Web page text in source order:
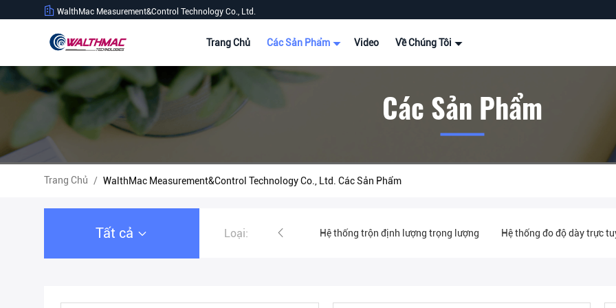
WalthMac Measurement&Control Technology Co., Ltd.
Trang Chủ Các Sản Phẩm Video Về Chúng Tôi
Các Sản Phẩm
Trang Chủ / WalthMac Measurement&Control Technology Co., Ltd. Các Sản Phẩm
Tất cả Loại:
Hệ thống cho ăn trọng lượng Hệ thống trộn định lượng trọng lượng Hệ thống đo độ dày trực